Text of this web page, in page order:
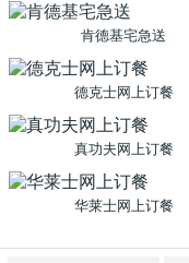
肯德基宅急送
德克士网上订餐
真功夫网上订餐
华莱士网上订餐